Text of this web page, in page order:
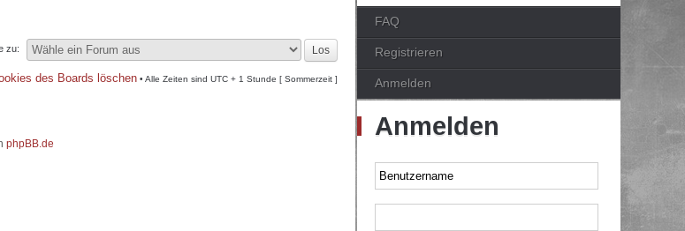
zu:
des Boards löschen • Alle Zeiten sind UTC + 1 Stunde [ Sommerzeit ]
phpBB.de
FAQ
Registrieren
Anmelden
Anmelden